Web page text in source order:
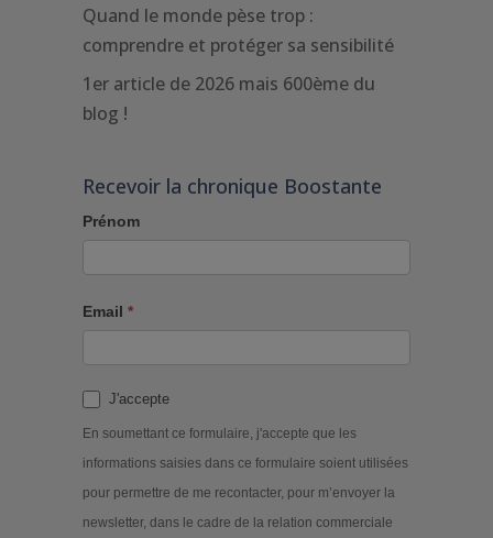
Quand le monde pèse trop :
comprendre et protéger sa sensibilité
1er article de 2026 mais 600ème du
blog !
Recevoir la chronique Boostante
Prénom
Email *
J'accepte
En soumettant ce formulaire, j'accepte que les
informations saisies dans ce formulaire soient utilisées
pour permettre de me recontacter, pour m’envoyer la
newsletter, dans le cadre de la relation commerciale